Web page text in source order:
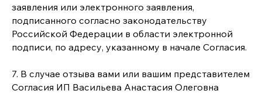
заявления или электронного заявления,
подписанного согласно законодательству
Российской Федерации в области электронной
подписи, по адресу, указанному в начале Согласия.
7. В случае отзыва вами или вашим представителем
Согласия ИП Васильева Анастасия Олеговна